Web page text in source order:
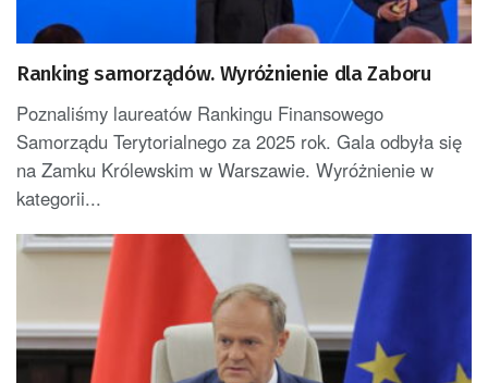
Ranking samorządów. Wyróżnienie dla Zaboru
Poznaliśmy laureatów Rankingu Finansowego
Samorządu Terytorialnego za 2025 rok. Gala odbyła się
na Zamku Królewskim w Warszawie. Wyróżnienie w
kategorii...